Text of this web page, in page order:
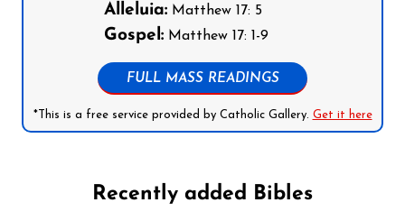
Alleluia:Matthew 17: 5
Gospel:Matthew 17: 1-9
FULL MASS READINGS
*This is a free service provided by Catholic Gallery. Get it here
Recently added Bibles